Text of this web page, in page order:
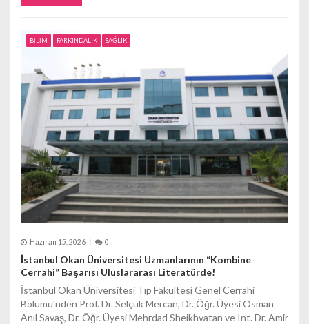
BİLİM FARKINDALIK SAĞLIK
Haziran 15, 2026 0
İstanbul Okan Üniversitesi Uzmanlarının “Kombine
Cerrahi” Başarısı Uluslararası Literatürde!
İstanbul Okan Üniversitesi Tıp Fakültesi Genel Cerrahi
Bölümü'nden Prof. Dr. Selçuk Mercan, Dr. Öğr. Üyesi Osman
Anıl Savaş, Dr. Öğr. Üyesi Mehrdad Sheikhvatan ve Int. Dr. Amir